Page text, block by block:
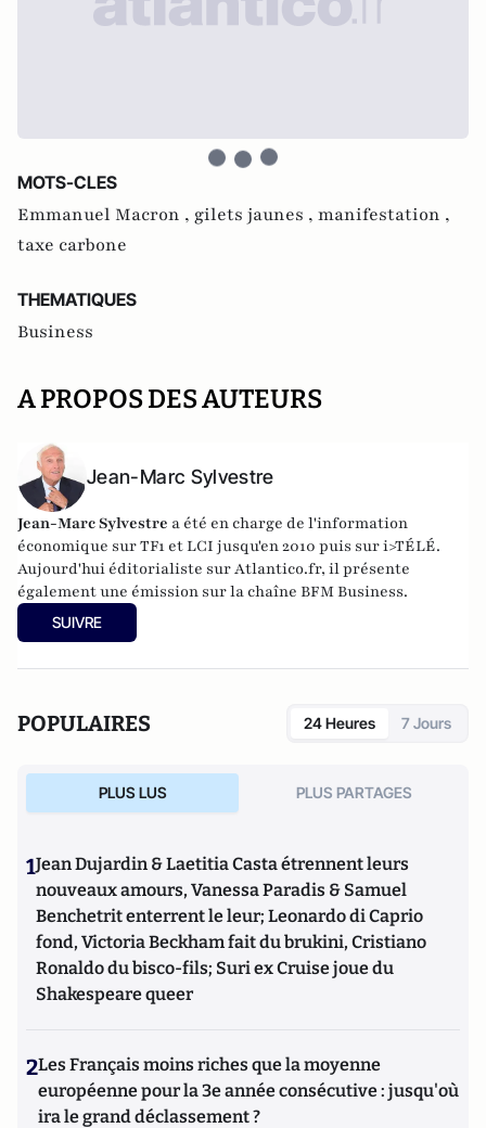
MOTS-CLES
Emmanuel Macron , gilets jaunes , manifestation ,
taxe carbone
THEMATIQUES
Business
A PROPOS DES AUTEURS
Jean-Marc Sylvestre
Jean-Marc Sylvestre a été en charge de l'information
économique sur TF1 et LCI jusqu'en 2010 puis sur i>TÉLÉ.
Aujourd'hui éditorialiste sur Atlantico.fr, il présente
également une émission sur la chaîne BFM Business.
SUIVRE
POPULAIRES 24 Heures 7 Jours
PLUS LUS PLUS PARTAGES
1Jean Dujardin & Laetitia Casta étrennent leurs
nouveaux amours, Vanessa Paradis & Samuel
Benchetrit enterrent le leur; Leonardo di Caprio
fond, Victoria Beckham fait du brukini, Cristiano
Ronaldo du bisco-fils; Suri ex Cruise joue du
Shakespeare queer
2Les Français moins riches que la moyenne
européenne pour la 3e année consécutive : jusqu'où
ira le grand déclassement ?